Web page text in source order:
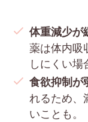
体重減少が
薬は体内吸
しにくい場
食欲抑制が
れるため、
いことも。